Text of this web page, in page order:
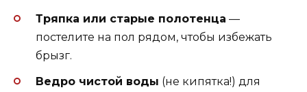
Тряпка или старые полотенца —
постелите на пол рядом, чтобы избежать
брызг.
Ведро чистой воды (не кипятка!) для